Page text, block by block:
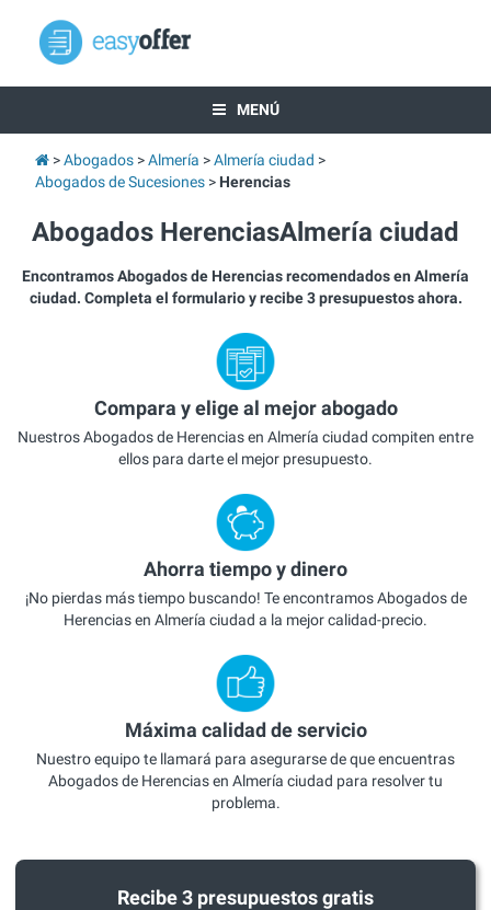
MENÚ
Abogados Almería
Almería ciudad
Abogados de Sucesiones
Herencias
Abogados HerenciasAlmería ciudad
Encontramos Abogados de Herencias recomendados en Almería
ciudad. Completa el formulario y recibe 3 presupuestos ahora.
Compara y elige al mejor abogado
Nuestros Abogados de Herencias en Almería ciudad compiten entre
ellos para darte el mejor presupuesto.
Ahorra tiempo y dinero
¡No pierdas más tiempo buscando! Te encontramos Abogados de
Herencias en Almería ciudad a la mejor calidad-precio.
Máxima calidad de servicio
Nuestro equipo te llamará para asegurarse de que encuentras
Abogados de Herencias en Almería ciudad para resolver tu
problema.
Recibe 3 presupuestos gratis